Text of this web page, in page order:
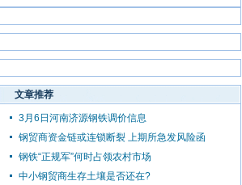
文章推荐
3月6日河南济源钢铁调价信息
钢贸商资金链或连锁断裂 上期所急发风险函
钢铁“正规军”何时占领农村市场
中小钢贸商生存土壤是否还在?